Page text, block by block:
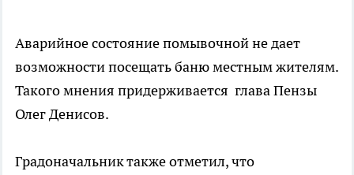
Аварийное состояние помывочной не дает
возможности посещать баню местным жителям.
Такого мнения придерживается глава Пензы
Олег Денисов.
Градоначальник также отметил, что